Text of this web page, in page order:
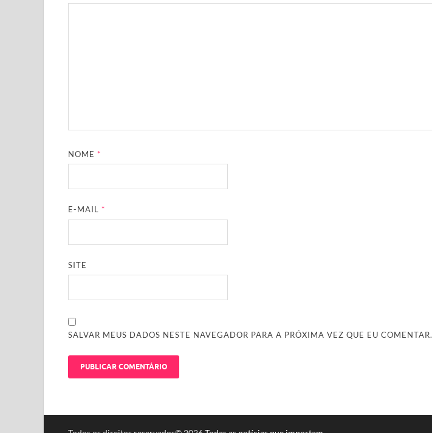
NOME*
E-MAIL*
SITE
SALVAR MEUS DADOS NESTE NAVEGADOR PARA A PRÓXIMA VEZ QUE EU COMENTAR.